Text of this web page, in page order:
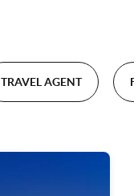
TRAVEL AGENT